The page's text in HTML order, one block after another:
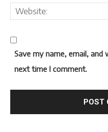
Save my name, email,
next time I comment.